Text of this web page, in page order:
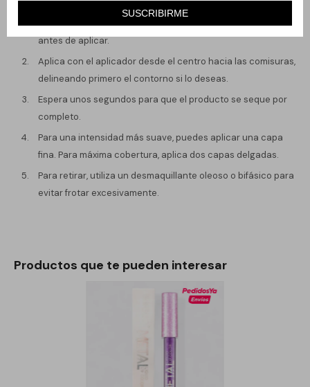
SUSCRIBIRME
Asegúrate de que tus labios estén exfoliados e hidratados
antes de aplicar.
Aplica con el aplicador desde el centro hacia las comisuras,
delineando primero el contorno si lo deseas.
Espera unos segundos para que el producto se seque por
completo.
Para una intensidad más suave, puedes aplicar una capa
fina. Para máxima cobertura, aplica dos capas delgadas.
Para retirar, utiliza un desmaquillante oleoso o bifásico para
evitar frotar excesivamente.
Productos que te pueden interesar